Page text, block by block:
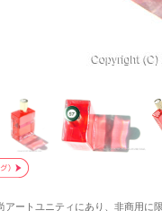
アートユニティにあり、非商用